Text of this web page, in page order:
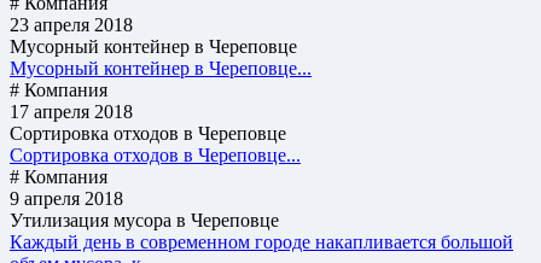
23 апреля 2018
Мусорный контейнер в Череповце
Мусорный контейнер в Череповце...
# Компания
17 апреля 2018
Сортировка отходов в Череповце
Сортировка отходов в Череповце...
# Компания
9 апреля 2018
Утилизация мусора в Череповце
Каждый день в современном городе накапливается большой